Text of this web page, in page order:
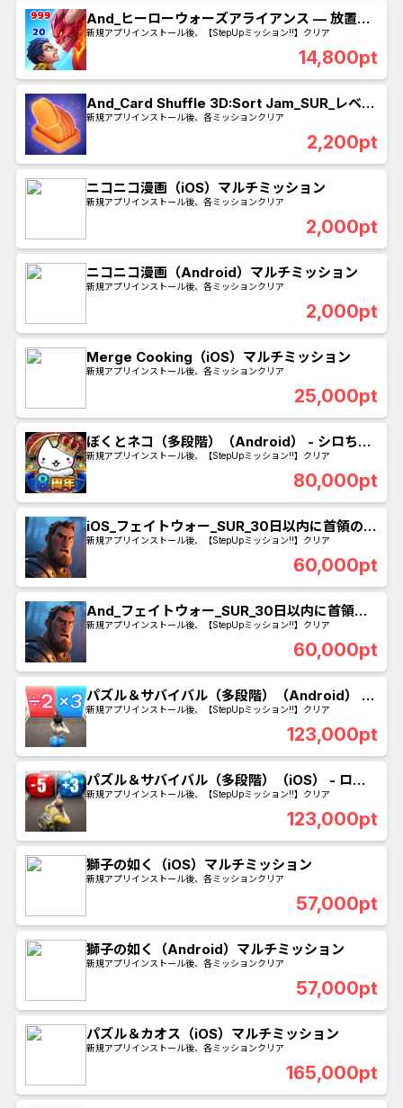
And_ヒーローウォーズアライアンス — 放置系
ロールプレイング_SUR_60日以内にチームレベ
新規アプリインストール後、【StepUpミッション!!】クリア
14,800pt
And_Card Shuffle 3D:Sort Jam_SUR_レベル
400クリア
新規アプリインストール後、各ミッションクリア
2,200pt
ニコニコ漫画（iOS）マルチミッション
新規アプリインストール後、各ミッションクリア
2,000pt
ニコニコ漫画（Android）マルチミッション
新規アプリインストール後、各ミッションクリア
2,000pt
Merge Cooking（iOS）マルチミッション
新規アプリインストール後、各ミッションクリア
25,000pt
ぼくとネコ（多段階）（Android） - シロちん
クラブ購入
新規アプリインストール後、【StepUpミッション!!】クリア
80,000pt
iOS_フェイトウォー_SUR_30日以内に首領の館
レベル28到達
新規アプリインストール後、【StepUpミッション!!】クリア
60,000pt
And_フェイトウォー_SUR_30日以内に首領の
館レベル28到達
新規アプリインストール後、【StepUpミッション!!】クリア
60,000pt
パズル＆サバイバル（多段階）（Android） -
ローダンのパック購入完了
新規アプリインストール後、【StepUpミッション!!】クリア
123,000pt
パズル＆サバイバル（多段階）（iOS） - ロー
ダンのパック購入完了
新規アプリインストール後、【StepUpミッション!!】クリア
123,000pt
獅子の如く（iOS）マルチミッション
新規アプリインストール後、各ミッションクリア
57,000pt
獅子の如く（Android）マルチミッション
新規アプリインストール後、各ミッションクリア
57,000pt
パズル＆カオス（iOS）マルチミッション
新規アプリインストール後、各ミッションクリア
165,000pt